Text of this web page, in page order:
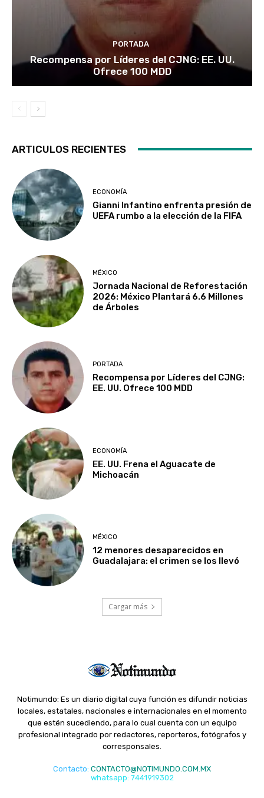
PORTADA
Recompensa por Líderes del CJNG: EE. UU.
Ofrece 100 MDD
ARTICULOS RECIENTES
ECONOMÍA
Gianni Infantino enfrenta presión de
UEFA rumbo a la elección de la FIFA
MÉXICO
Jornada Nacional de Reforestación
2026: México Plantará 6.6 Millones
de Árboles
PORTADA
Recompensa por Líderes del CJNG:
EE. UU. Ofrece 100 MDD
ECONOMÍA
EE. UU. Frena el Aguacate de
Michoacán
MÉXICO
12 menores desaparecidos en
Guadalajara: el crimen se los llevó
Cargar más
Notimundo: Es un diario digital cuya función es difundir noticias
locales, estatales, nacionales e internacionales en el momento
que estén sucediendo, para lo cual cuenta con un equipo
profesional integrado por redactores, reporteros, fotógrafos y
corresponsales.
Contacto: CONTACTO@NOTIMUNDO.COM.MX
whatsapp: 7441919302